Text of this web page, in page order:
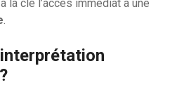
la clé l’accès immédiat à une